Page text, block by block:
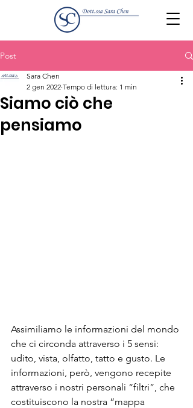
Post
Siamo ciò che
pensiamo
Sara Chen
2 gen 2022 Tempo di lettura: 1 min
Assimiliamo le informazioni del mondo
che ci circonda attraverso i 5 sensi:
udito, vista, olfatto, tatto e gusto. Le
informazioni, però, vengono recepite
attraverso i nostri personali “filtri”, che
costituiscono la nostra “mappa